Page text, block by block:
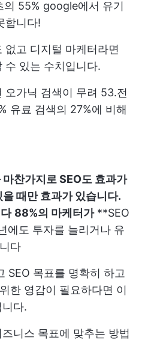
의 55% google에서 유기
합니다!
없고 디지털 마케터라면
수 있는 수치입니다.
오가닉 검색이 무려 53.전
유료 검색의 27%에 비해
찬가지로 SEO도 효과가
때만 효과가 있습니다.
88%의 마케터가**SEO
에도 투자를 늘리거나 유
다
SEO 목표를 명확히 하고
한 영감이 필요하다면 이
다.
니스 목표에 맞추는 방법